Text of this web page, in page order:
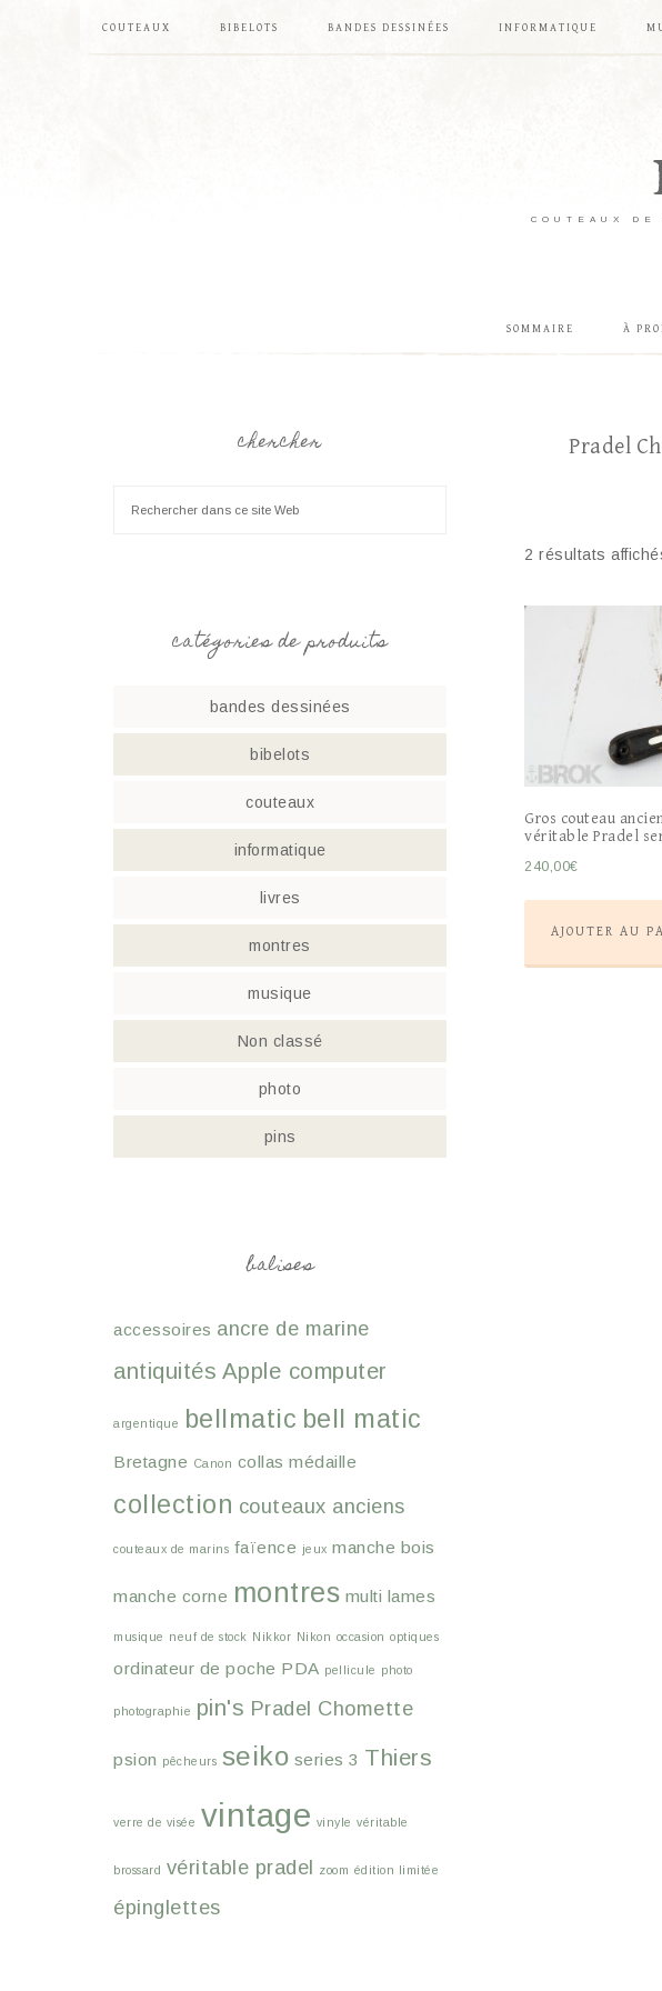
COUTEAUX BIBELOTS BANDES DESSINÉES INFORMATIQUE
COUTEAUX
SOMMAIRE À
Pradel
2 résultats
Gros couteau
véritable Pradel
240,00€
AJOUTER AU
chercher
catégories de produits
bandes dessinées
bibelots
couteaux
informatique
livres
montres
musique
Non classé
photo
pins
balises
accessoires ancre de marine
antiquités Apple computer
argentique bellmatic bell matic
Bretagne Canon collas médaille
collection couteaux anciens
couteaux de marins faïence jeux manche bois
manche corne montres multi lames
musique neuf de stock Nikkor Nikon occasion optiques
ordinateur de poche PDA pellicule photo
photographie pin's Pradel Chomette
psion pêcheurs seiko series 3 Thiers
verre de visée vintage vinyle véritable
brossard véritable pradel zoom édition limitée
épinglettes